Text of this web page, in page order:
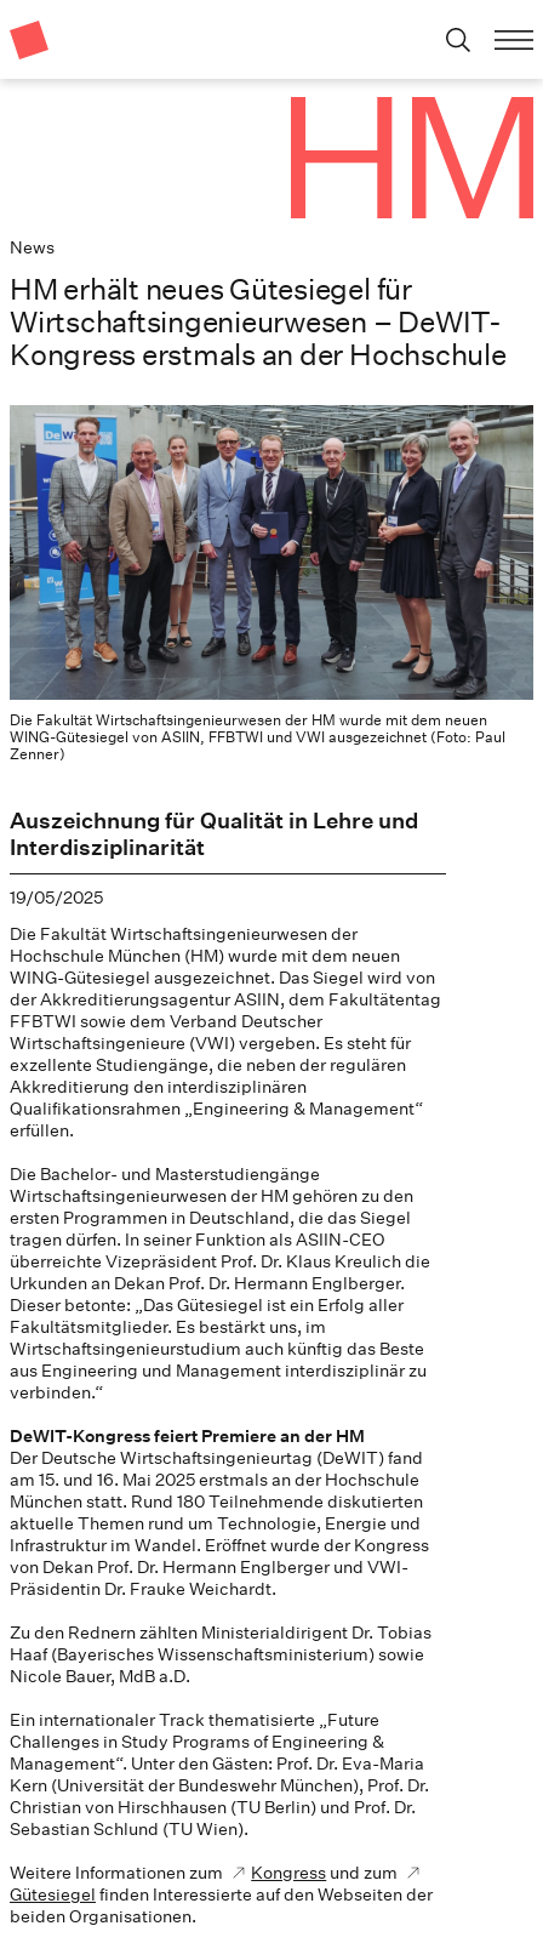
News
HM erhält neues Gütesiegel für
Wirtschaftsingenieurwesen – DeWIT-
Kongress erstmals an der Hochschule
Die Fakultät Wirtschaftsingenieurwesen der HM wurde mit dem neuen
WING-Gütesiegel von ASIIN, FFBTWI und VWI ausgezeichnet (Foto: Paul
Zenner)
Auszeichnung für Qualität in Lehre und
Interdisziplinarität
19/05/2025
Die Fakultät Wirtschaftsingenieurwesen der
Hochschule München (HM) wurde mit dem neuen
WING-Gütesiegel ausgezeichnet. Das Siegel wird von
der Akkreditierungsagentur ASIIN, dem Fakultätentag
FFBTWI sowie dem Verband Deutscher
Wirtschaftsingenieure (VWI) vergeben. Es steht für
exzellente Studiengänge, die neben der regulären
Akkreditierung den interdisziplinären
Qualifikationsrahmen „Engineering & Management“
erfüllen.
Die Bachelor- und Masterstudiengänge
Wirtschaftsingenieurwesen der HM gehören zu den
ersten Programmen in Deutschland, die das Siegel
tragen dürfen. In seiner Funktion als ASIIN-CEO
überreichte Vizepräsident Prof. Dr. Klaus Kreulich die
Urkunden an Dekan Prof. Dr. Hermann Englberger.
Dieser betonte: „Das Gütesiegel ist ein Erfolg aller
Fakultätsmitglieder. Es bestärkt uns, im
Wirtschaftsingenieurstudium auch künftig das Beste
aus Engineering und Management interdisziplinär zu
verbinden.“
DeWIT-Kongress feiert Premiere an der HM
Der Deutsche Wirtschaftsingenieurtag (DeWIT) fand
am 15. und 16. Mai 2025 erstmals an der Hochschule
München statt. Rund 180 Teilnehmende diskutierten
aktuelle Themen rund um Technologie, Energie und
Infrastruktur im Wandel. Eröffnet wurde der Kongress
von Dekan Prof. Dr. Hermann Englberger und VWI-
Präsidentin Dr. Frauke Weichardt.
Zu den Rednern zählten Ministerialdirigent Dr. Tobias
Haaf (Bayerisches Wissenschaftsministerium) sowie
Nicole Bauer, MdB a.D.
Ein internationaler Track thematisierte „Future
Challenges in Study Programs of Engineering &
Management“. Unter den Gästen: Prof. Dr. Eva-Maria
Kern (Universität der Bundeswehr München), Prof. Dr.
Christian von Hirschhausen (TU Berlin) und Prof. Dr.
Sebastian Schlund (TU Wien).
Weitere Informationen zum
Kongress und zum
Gütesiegel finden Interessierte auf den Webseiten der
beiden Organisationen.